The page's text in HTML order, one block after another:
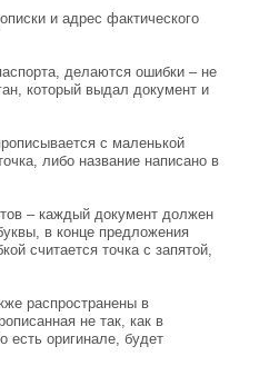
и адрес фактического
делаются ошибки – не
который выдал документ и
с маленькой
либо название написано в
– каждый документ должен
в конце предложения
считается точка с запятой,
распространены в
не так, как в
есть оригинале, будет